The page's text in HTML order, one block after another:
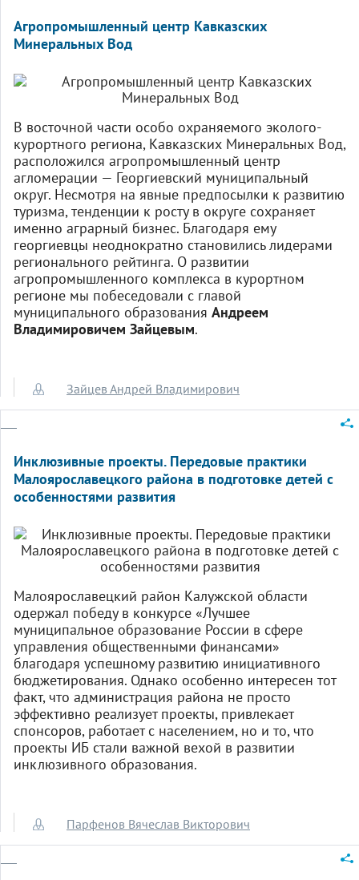
Агропромышленный центр Кавказских
Минеральных Вод
В восточной части особо охраняемого эколого-
курортного региона, Кавказских Минеральных Вод,
расположился агропромышленный центр
агломерации — Георгиевский муниципальный
округ. Несмотря на явные предпосылки к развитию
туризма, тенденции к росту в округе сохраняет
именно аграрный бизнес. Благодаря ему
георгиевцы неоднократно становились лидерами
регионального рейтинга. О развитии
агропромышленного комплекса в курортном
регионе мы побеседовали с главой
муниципального образования Андреем
Владимировичем Зайцевым.
Зайцев Андрей Владимирович
Инклюзивные проекты. Передовые практики
Малоярославецкого района в подготовке детей с
особенностями развития
Малоярославецкий район Калужской области
одержал победу в конкурсе «Лучшее
муниципальное образование России в сфере
управления общественными финансами»
благодаря успешному развитию инициативного
бюджетирования. Однако особенно интересен тот
факт, что администрация района не просто
эффективно реализует проекты, привлекает
спонсоров, работает с населением, но и то, что
проекты ИБ стали важной вехой в развитии
инклюзивного образования.
Парфенов Вячеслав Викторович